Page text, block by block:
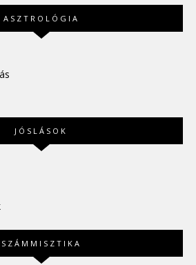
ASZTROLÓGIA
JÓSLÁSOK
SZÁMMISZTIKA